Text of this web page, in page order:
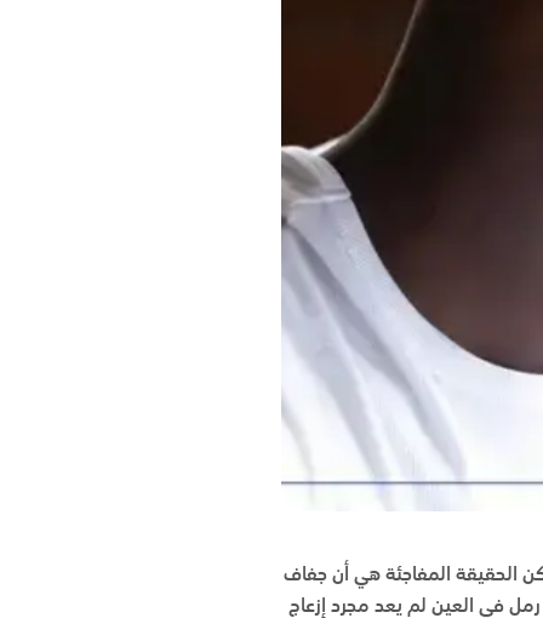
الحقيقة المفاجئة هي أن جفاف
في العين لم يعد مجرد إزعاج